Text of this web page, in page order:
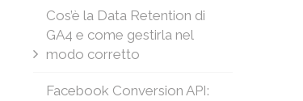
Cos’è la Data Retention di
GA4 e come gestirla nel
modo corretto
Facebook Conversion API: